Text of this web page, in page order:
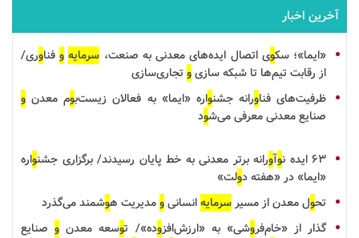
آخرین اخبار
«ایما»؛ سکوی اتصال ایده‌های معدنی به صنعت، سرمایه وفناوری/
از رقابت تیم‌ها تا شبکه سازیو تجاری‌سازی
ظرفیت‌های فناورانه جشنواره «ایما» به فعالان زیست‌بوم معدن و
صنایع معدنی معرفی می‌شود
۶۳ ایده نوآورانه برتر معدنی به خط پایان رسیدند/ برگزاری جشنواره
«ایما» در «هفته دولت»
تحول معدن از مسیرسرمایهانسانیومدیریت هوشمند می‌گذرد
گذار از «خام‌فروشی» به «ارزش‌افزوده»/ توسعه معدن وصنایع